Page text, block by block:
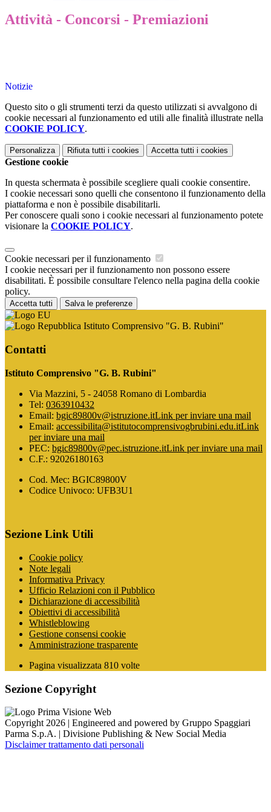
Attività - Concorsi - Premiazioni
Notizie
Questo sito o gli strumenti terzi da questo utilizzati si avvalgono di
cookie necessari al funzionamento ed utili alle finalità illustrate nella
COOKIE POLICY.
Personalizza Rifiuta tutti i cookies Accetta tutti i cookies
Gestione cookie
In questa schermata è possibile scegliere quali cookie consentire.
I cookie necessari sono quelli che consentono il funzionamento della
piattaforma e non è possibile disabilitarli.
Per conoscere quali sono i cookie necessari al funzionamento potete
visionare la COOKIE POLICY.
Cookie necessari per il funzionamento
I cookie necessari per il funzionamento non possono essere
disabilitati. È possibile consultare l'elenco nella pagina della cookie
policy.
Accetta tutti Salva le preferenze
Istituto Comprensivo "G. B. Rubini"
Contatti
Istituto Comprensivo "G. B. Rubini"
Via Mazzini, 5 - 24058 Romano di Lombardia
Tel: 0363910432
Email: bgic89800v@istruzione.itLink per inviare una mail
Email: accessibilita@istitutocomprensivogbrubini.edu.itLink
per inviare una mail
PEC: bgic89800v@pec.istruzione.itLink per inviare una mail
C.F.: 92026180163
Cod. Mec: BGIC89800V
Codice Univoco: UFB3U1
Sezione Link Utili
Cookie policy
Note legali
Informativa Privacy
Ufficio Relazioni con il Pubblico
Dichiarazione di accessibilità
Obiettivi di accessibilità
Whistleblowing
Gestione consensi cookie
Amministrazione trasparente
Pagina visualizzata 810 volte
Sezione Copyright
Copyright 2026 | Engineered and powered by Gruppo Spaggiari
Parma S.p.A. | Divisione Publishing & New Social Media
Disclaimer trattamento dati personali